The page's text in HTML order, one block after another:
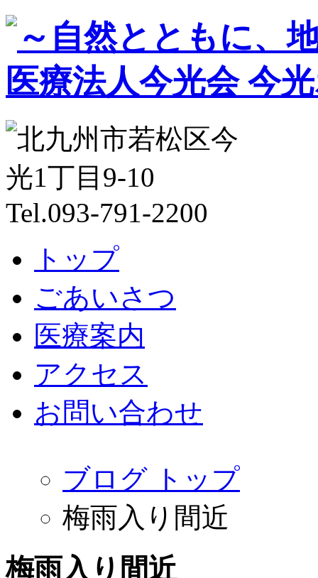
トップ
ごあいさつ
医療案内
アクセス
お問い合わせ
ブログ トップ
梅雨入り間近
梅雨入り間近